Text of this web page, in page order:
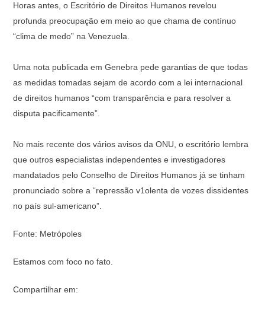
Horas antes, o Escritório de Direitos Humanos revelou
profunda preocupação em meio ao que chama de contínuo
“clima de medo” na Venezuela.
Uma nota publicada em Genebra pede garantias de que todas
as medidas tomadas sejam de acordo com a lei internacional
de direitos humanos “com transparência e para resolver a
disputa pacificamente”.
No mais recente dos vários avisos da ONU, o escritório lembra
que outros especialistas independentes e investigadores
mandatados pelo Conselho de Direitos Humanos já se tinham
pronunciado sobre a “repressão v1olenta de vozes dissidentes
no país sul-americano”.
Fonte: Metrópoles
Estamos com foco no fato.
Compartilhar em: